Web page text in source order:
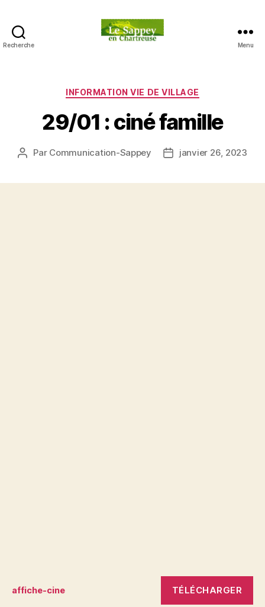
Recherche
en
Chartreuse
Menu
Catégories
INFORMATION VIE DE VILLAGE
29/01 : ciné famille
Auteur
Par Communication-Sappey
Datejanvier 26, 2023
affiche-cine TÉLÉCHARGER